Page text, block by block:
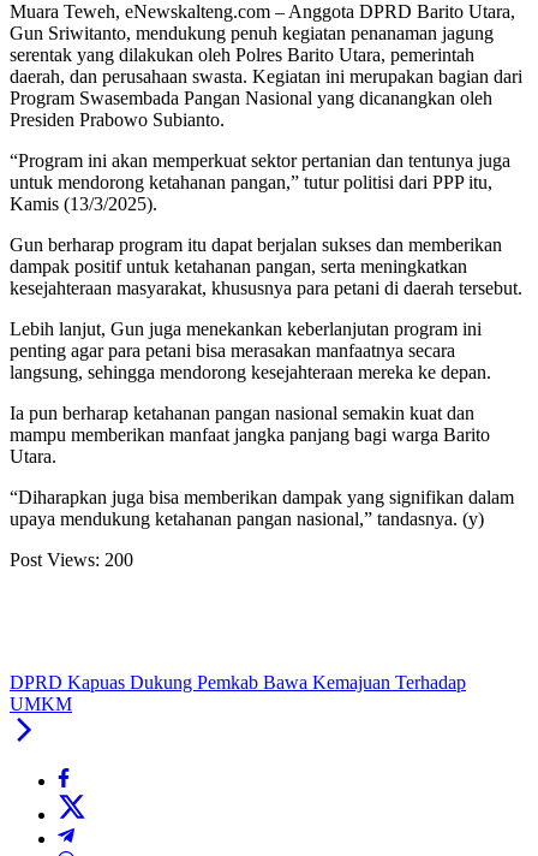
Muara Teweh, eNewskalteng.com – Anggota DPRD Barito Utara,
Gun Sriwitanto, mendukung penuh kegiatan penanaman jagung
serentak yang dilakukan oleh Polres Barito Utara, pemerintah
daerah, dan perusahaan swasta. Kegiatan ini merupakan bagian dari
Program Swasembada Pangan Nasional yang dicanangkan oleh
Presiden Prabowo Subianto.
“Program ini akan memperkuat sektor pertanian dan tentunya juga
untuk mendorong ketahanan pangan,” tutur politisi dari PPP itu,
Kamis (13/3/2025).
Gun berharap program itu dapat berjalan sukses dan memberikan
dampak positif untuk ketahanan pangan, serta meningkatkan
kesejahteraan masyarakat, khususnya para petani di daerah tersebut.
Lebih lanjut, Gun juga menekankan keberlanjutan program ini
penting agar para petani bisa merasakan manfaatnya secara
langsung, sehingga mendorong kesejahteraan mereka ke depan.
Ia pun berharap ketahanan pangan nasional semakin kuat dan
mampu memberikan manfaat jangka panjang bagi warga Barito
Utara.
“Diharapkan juga bisa memberikan dampak yang signifikan dalam
upaya mendukung ketahanan pangan nasional,” tandasnya. (y)
Post Views: 200
DPRD Kapuas Dukung Pemkab Bawa Kemajuan Terhadap
UMKM